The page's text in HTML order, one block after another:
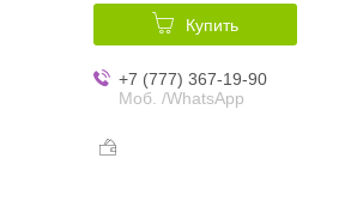
Купить
+7 (777) 367-19-90
Моб. /WhatsApp